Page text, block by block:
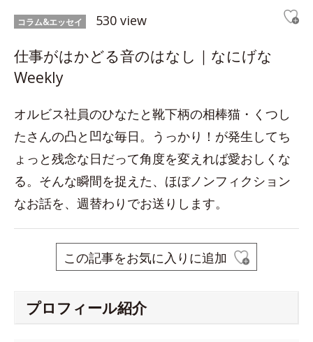
コラム&エッセイ 530 view
仕事がはかどる音のはなし｜なにげな
Weekly
オルビス社員のひなたと靴下柄の相棒猫・くつし
たさんの凸と凹な毎日。うっかり！が発生してち
ょっと残念な日だって角度を変えれば愛おしくな
る。そんな瞬間を捉えた、ほぼノンフィクション
なお話を、週替わりでお送りします。
この記事をお気に入りに追加
プロフィール紹介